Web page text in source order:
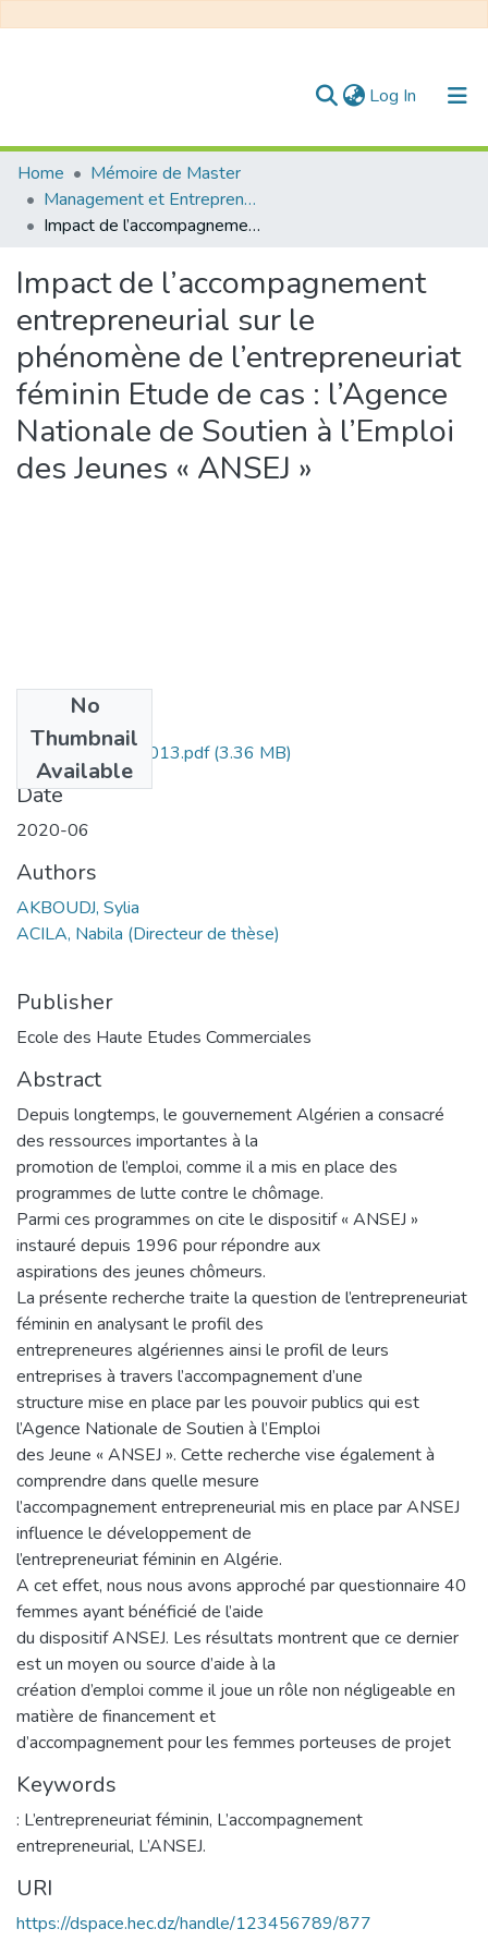
Log In (current)
Communities & Collections
All of DSpace
Home
Mémoire de Master
Management et Entrepreneuriat
Impact de l’accompagnement entrepreneurial sur le phénomène de l’entrepreneuriat féminin Etude de cas : l’Agence Nationale de Soutien à l’Emploi des Jeunes « ANSEJ »
Impact de l’accompagnement
entrepreneurial sur le
phénomène de l’entrepreneuriat
féminin Etude de cas : l’Agence
Nationale de Soutien à l’Emploi
des Jeunes « ANSEJ »
No
Thumbnail
Available
AKBOUDJ Sylia -013.pdf(3.36 MB)
Date
2020-06
Authors
AKBOUDJ, Sylia
ACILA, Nabila (Directeur de thèse)
Publisher
Ecole des Haute Etudes Commerciales
Abstract
Depuis longtemps, le gouvernement Algérien a consacré
des ressources importantes à la
promotion de l’emploi, comme il a mis en place des
programmes de lutte contre le chômage.
Parmi ces programmes on cite le dispositif « ANSEJ »
instauré depuis 1996 pour répondre aux
aspirations des jeunes chômeurs.
La présente recherche traite la question de l’entrepreneuriat
féminin en analysant le profil des
entrepreneures algériennes ainsi le profil de leurs
entreprises à travers l’accompagnement d’une
structure mise en place par les pouvoir publics qui est
l’Agence Nationale de Soutien à l’Emploi
des Jeune « ANSEJ ». Cette recherche vise également à
comprendre dans quelle mesure
l’accompagnement entrepreneurial mis en place par ANSEJ
influence le développement de
l’entrepreneuriat féminin en Algérie.
A cet effet, nous nous avons approché par questionnaire 40
femmes ayant bénéficié de l’aide
du dispositif ANSEJ. Les résultats montrent que ce dernier
est un moyen ou source d’aide à la
création d’emploi comme il joue un rôle non négligeable en
matière de financement et
d’accompagnement pour les femmes porteuses de projet
Keywords
: L’entrepreneuriat féminin, L’accompagnement
entrepreneurial, L’ANSEJ.
URI
https://dspace.hec.dz/handle/123456789/877